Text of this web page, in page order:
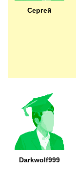
Сергей
Darkwolf999